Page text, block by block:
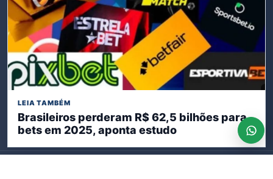
SIGA-NOS
Receba nossas publicações
Inscreva-se
LEIA TAMBÉM
Brasileiros perderam R$ 62,5 bilhões para
bets em 2025, aponta estudo